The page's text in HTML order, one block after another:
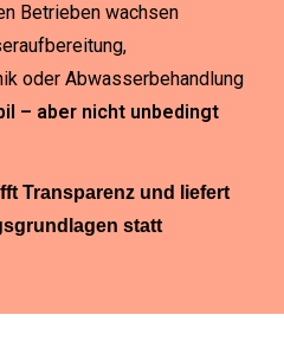
Betrieben wachsen
oder Abwasserbehandlung
– aber nicht unbedingt
Transparenz und liefert
statt